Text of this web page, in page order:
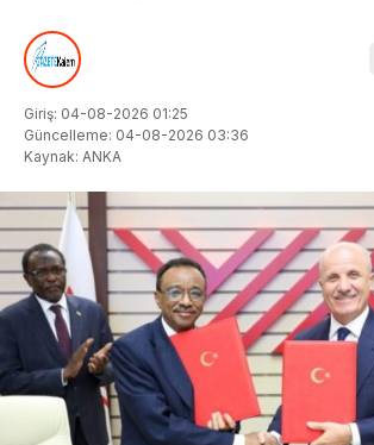
Giriş: 04-08-2026 01:25
Güncelleme: 04-08-2026 03:36
Kaynak: ANKA